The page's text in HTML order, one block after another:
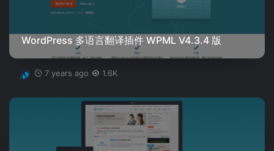
WordPress 多语言翻译插件 WPML V4.3.4 版
7 years ago 1.6K